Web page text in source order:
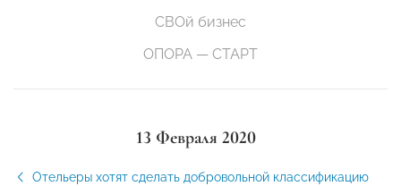
СВОй бизнес
ОПОРА — СТАРТ
13 Февраля 2020
Отельеры хотят сделать добровольной классификацию